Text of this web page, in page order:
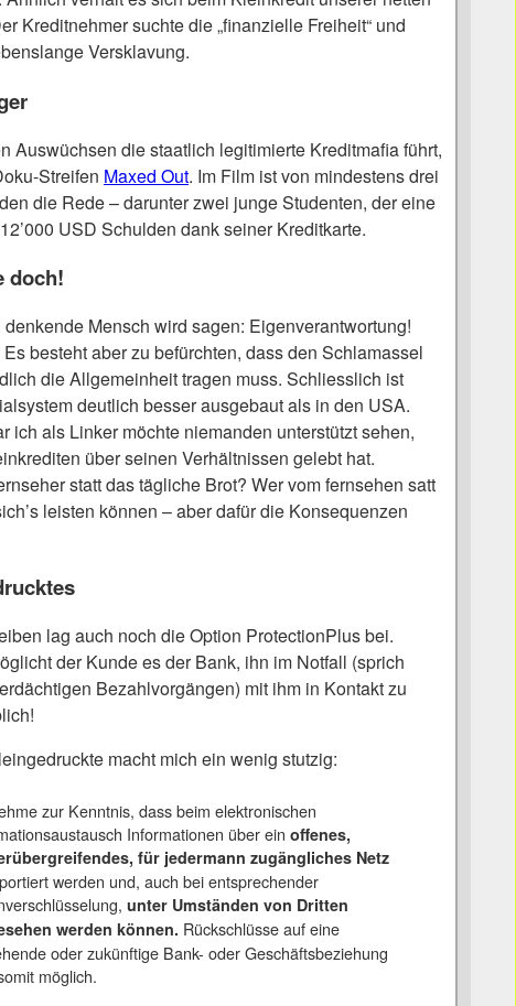
Kreditnehmer suchte die „finanzielle Freiheit“ und
Versklavung.
Auswüchsen die staatlich legitimierte Kreditmafia führt,
Streifen Maxed Out. Im Film ist von mindestens drei
die Rede – darunter zwei junge Studenten, der eine
USD Schulden dank seiner Kreditkarte.
doch!
Mensch wird sagen: Eigenverantwortung!
besteht aber zu befürchten, dass den Schlamassel
die Allgemeinheit tragen muss. Schliesslich ist
deutlich besser ausgebaut als in den USA.
ich als Linker möchte niemanden unterstützt sehen,
über seinen Verhältnissen gelebt hat.
statt das tägliche Brot? Wer vom fernsehen satt
leisten können – aber dafür die Konsequenzen
lag auch noch die Option ProtectionPlus bei.
der Kunde es der Bank, ihn im Notfall (sprich
Bezahlvorgängen) mit ihm in Kontakt zu
macht mich ein wenig stutzig:
zur Kenntnis, dass beim elektronischen
Informationen über ein offenes,
für jedermann zugängliches Netz
werden und, auch bei entsprechender
unter Umständen von Dritten
werden können. Rückschlüsse auf eine
oder zukünftige Bank- oder Geschäftsbeziehung
möglich.